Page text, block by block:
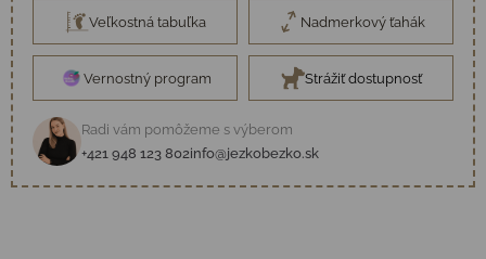
Veľkostná tabuľka Nadmerkový ťahák
Vernostný program Strážiť dostupnosť
Radi vám pomôžeme s výberom
+421 948 123 802info@jezkobezko.sk